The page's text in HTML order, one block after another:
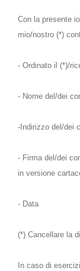
Con la presente
mio/nostro (*)
- Ordinato il (*)/
- Nome del/dei
-Indirizzo del/dei
- Firma del/dei
in versione
- Data
(*) Cancellare la
In caso di